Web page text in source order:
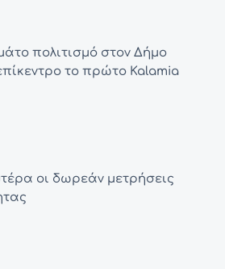
πολιτισμό στον Δήμο
το πρώτο Kalamia
οι δωρεάν μετρήσεις